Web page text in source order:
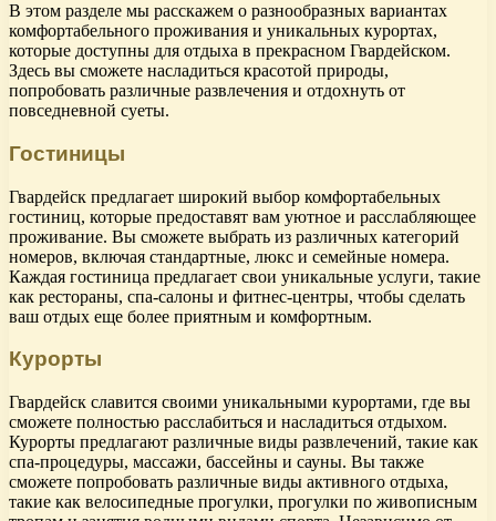
В этом разделе мы расскажем о разнообразных вариантах
комфортабельного проживания и уникальных курортах,
которые доступны для отдыха в прекрасном Гвардейском.
Здесь вы сможете насладиться красотой природы,
попробовать различные развлечения и отдохнуть от
повседневной суеты.
Гостиницы
Гвардейск предлагает широкий выбор комфортабельных
гостиниц, которые предоставят вам уютное и расслабляющее
проживание. Вы сможете выбрать из различных категорий
номеров, включая стандартные, люкс и семейные номера.
Каждая гостиница предлагает свои уникальные услуги, такие
как рестораны, спа-салоны и фитнес-центры, чтобы сделать
ваш отдых еще более приятным и комфортным.
Курорты
Гвардейск славится своими уникальными курортами, где вы
сможете полностью расслабиться и насладиться отдыхом.
Курорты предлагают различные виды развлечений, такие как
спа-процедуры, массажи, бассейны и сауны. Вы также
сможете попробовать различные виды активного отдыха,
такие как велосипедные прогулки, прогулки по живописным